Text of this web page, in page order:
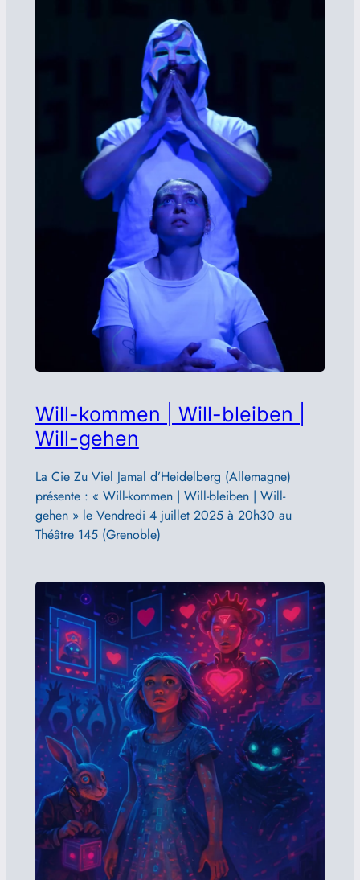
Will-kommen | Will-bleiben |
Will-gehen
La Cie Zu Viel Jamal d’Heidelberg (Allemagne)
présente : « Will-kommen | Will-bleiben | Will-
gehen » le Vendredi 4 juillet 2025 à 20h30 au
Théâtre 145 (Grenoble)